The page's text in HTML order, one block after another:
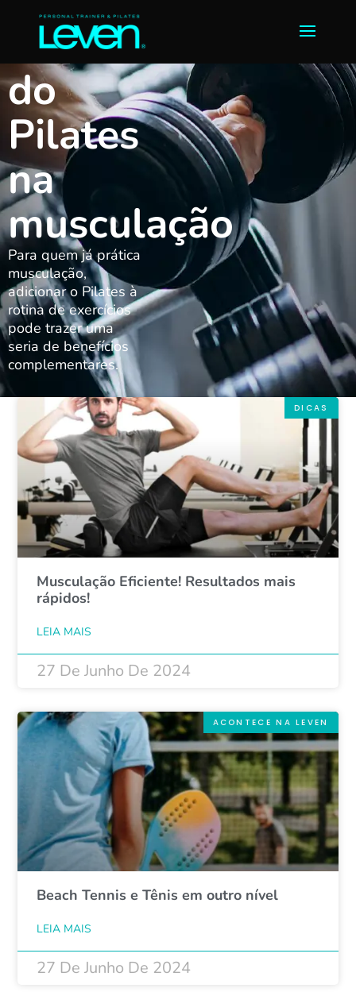
Benefícios
do
Pilates
na
musculação
Para quem já prática
musculação,
adicionar o Pilates à
rotina de exercícios
pode trazer uma
seria de benefícios
complementares.
DICAS
Musculação Eficiente! Resultados mais
rápidos!
LEIA MAIS
27 De Junho De 2024
ACONTECE NA LEVEN
Beach Tennis e Tênis em outro nível
LEIA MAIS
27 De Junho De 2024